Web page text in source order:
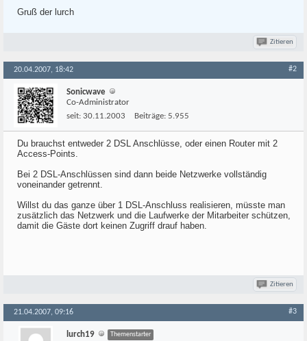
Gruß der lurch
Zitieren
20.04.2007, 18:42 #2
Sonicwave
Co-Administrator
seit: 30.11.2003 Beiträge: 5.955
Du brauchst entweder 2 DSL Anschlüsse, oder einen Router mit 2
Access-Points.
Bei 2 DSL-Anschlüssen sind dann beide Netzwerke vollständig
voneinander getrennt.
Willst du das ganze über 1 DSL-Anschluss realisieren, müsste man
zusätzlich das Netzwerk und die Laufwerke der Mitarbeiter schützen,
damit die Gäste dort keinen Zugriff drauf haben.
Zitieren
21.04.2007, 09:16 #3
lurch19 Themenstarter